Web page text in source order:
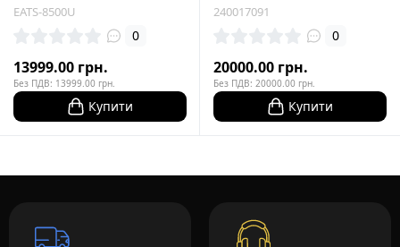
EATS-8500U
0
13999.00 грн.
Без ПДВ: 13999.00 грн.
Купити
240017091
0
20000.00 грн.
Без ПДВ: 20000.00 грн.
Купити